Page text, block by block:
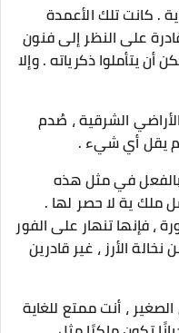
. كانت تلك الأعمدة
على النظر إلى فنون
يتأملوا ذكرياته . وإلا
الشرقية ، صُدم
يقل أي شيء .
بالفعل في مثل هذه
ملك ية لا حصر لها .
، فإنها تنهار على الفور
الأرز ، غير قادرين
، أنت ممتع للغاية